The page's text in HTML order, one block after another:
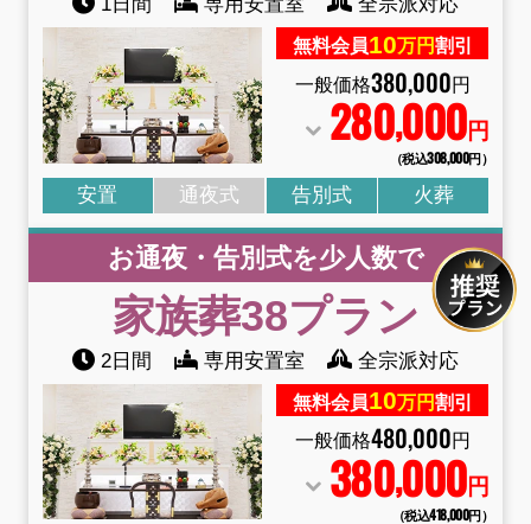
無料会員10万円割引
一般価格380,000円
280,000円
（税込308,000円）
安置 通夜式 告別式 火葬
お通夜・告別式を少人数で
家族葬38プラン
2日間 専用安置室 全宗派対応
無料会員10万円割引
一般価格480,000円
380,000円
（税込418,000円）